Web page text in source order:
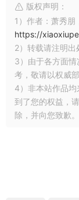
版权声明：
1）作者：萧秀朋
https://
2）转载请注明出
3）由于各方面
考，敬请以权威
4）非本站作品
到了您的权益，
除，并向您致歉。